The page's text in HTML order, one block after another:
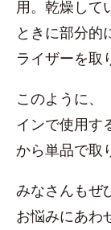
用。乾燥して
ときに部分的
ライザーを取
このように、
インで使用す
から単品で取
みなさんもぜ
お悩みにあわ